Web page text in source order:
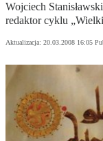
Wojciech
redaktor cyklu
Aktualizacja: 20.03.2008 16:05